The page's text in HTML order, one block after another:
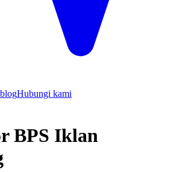
blogHubungi kami
BPS Iklan